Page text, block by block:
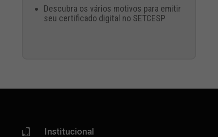
Descubra os vários motivos para emitir
seu certificado digital no SETCESP
 Institucional